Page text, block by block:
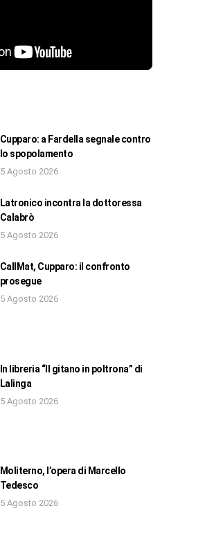
Cupparo: a Fardella segnale contro
lo spopolamento
5 Agosto 2026
Latronico incontra la dottoressa
Calabrò
5 Agosto 2026
CallMat, Cupparo: il confronto
prosegue
5 Agosto 2026
In libreria “Il gitano in poltrona” di
Lalinga
5 Agosto 2026
Moliterno, l’opera di Marcello
Tedesco
5 Agosto 2026